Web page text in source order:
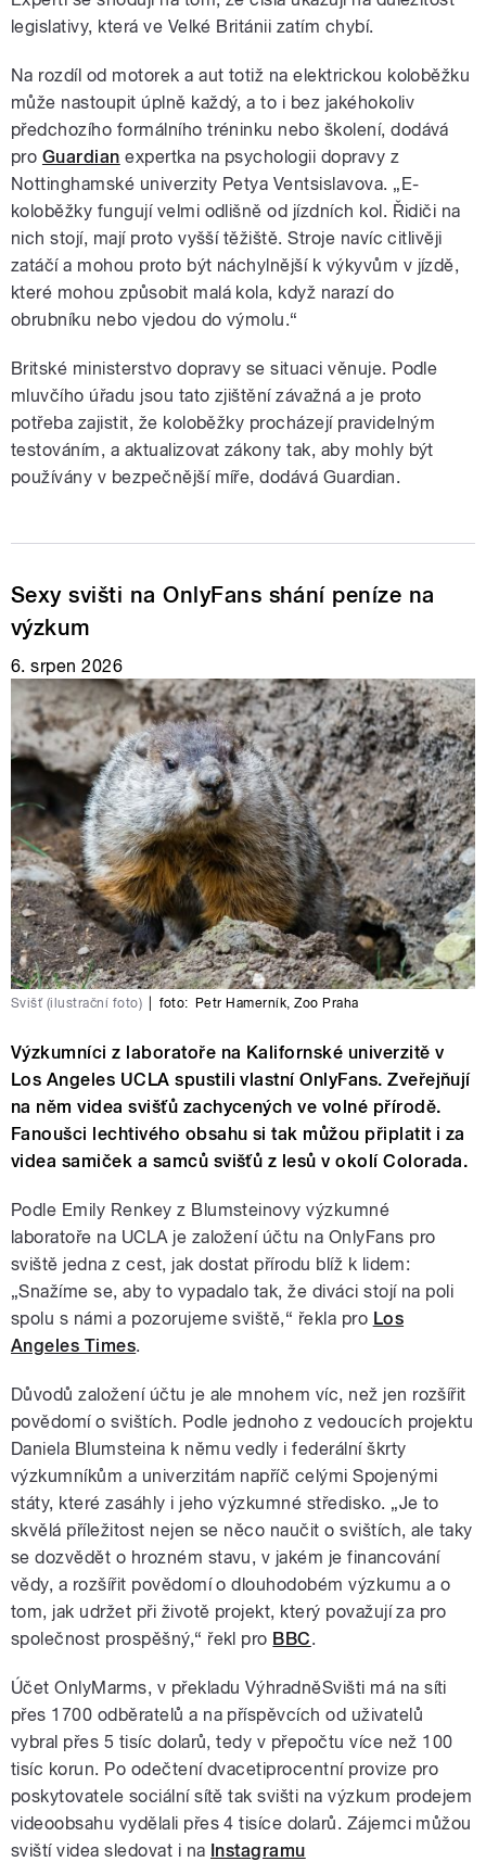
legislativy, která ve Velké Británii zatím chybí.
Na rozdíl od motorek a aut totiž na elektrickou koloběžku
může nastoupit úplně každý, a to i bez jakéhokoliv
předchozího formálního tréninku nebo školení, dodává
pro Guardian expertka na psychologii dopravy z
Nottinghamské univerzity Petya Ventsislavova. „E-
koloběžky fungují velmi odlišně od jízdních kol. Řidiči na
nich stojí, mají proto vyšší těžiště. Stroje navíc citlivěji
zatáčí a mohou proto být náchylnější k výkyvům v jízdě,
které mohou způsobit malá kola, když narazí do
obrubníku nebo vjedou do výmolu.“
Britské ministerstvo dopravy se situaci věnuje. Podle
mluvčího úřadu jsou tato zjištění závažná a je proto
potřeba zajistit, že koloběžky procházejí pravidelným
testováním, a aktualizovat zákony tak, aby mohly být
používány v bezpečnější míře, dodává Guardian.
Sexy svišti na OnlyFans shání peníze na
výzkum
6. srpen 2026
Svišť (ilustrační foto) foto: Petr Hamerník ,Zoo Praha
Výzkumníci z laboratoře na Kalifornské univerzitě v
Los Angeles UCLA spustili vlastní OnlyFans. Zveřejňují
na něm videa svišťů zachycených ve volné přírodě.
Fanoušci lechtivého obsahu si tak můžou připlatit i za
videa samiček a samců svišťů z lesů v okolí Colorada.
Podle Emily Renkey z Blumsteinovy výzkumné
laboratoře na UCLA je založení účtu na OnlyFans pro
sviště jedna z cest, jak dostat přírodu blíž k lidem:
„Snažíme se, aby to vypadalo tak, že diváci stojí na poli
spolu s námi a pozorujeme sviště,“ řekla pro Los
Angeles Times.
Důvodů založení účtu je ale mnohem víc, než jen rozšířit
povědomí o svištích. Podle jednoho z vedoucích projektu
Daniela Blumsteina k němu vedly i federální škrty
výzkumníkům a univerzitám napříč celými Spojenými
státy, které zasáhly i jeho výzkumné středisko. „Je to
skvělá příležitost nejen se něco naučit o svištích, ale taky
se dozvědět o hrozném stavu, v jakém je financování
vědy, a rozšířit povědomí o dlouhodobém výzkumu a o
tom, jak udržet při životě projekt, který považují za pro
společnost prospěšný,“ řekl pro BBC.
Účet OnlyMarms, v překladu VýhradněSvišti má na síti
přes 1700 odběratelů a na příspěvcích od uživatelů
vybral přes 5 tisíc dolarů, tedy v přepočtu více než 100
tisíc korun. Po odečtení dvacetiprocentní provize pro
poskytovatele sociální sítě tak svišti na výzkum prodejem
videoobsahu vydělali přes 4 tisíce dolarů. Zájemci můžou
sviští videa sledovat i na Instagramu